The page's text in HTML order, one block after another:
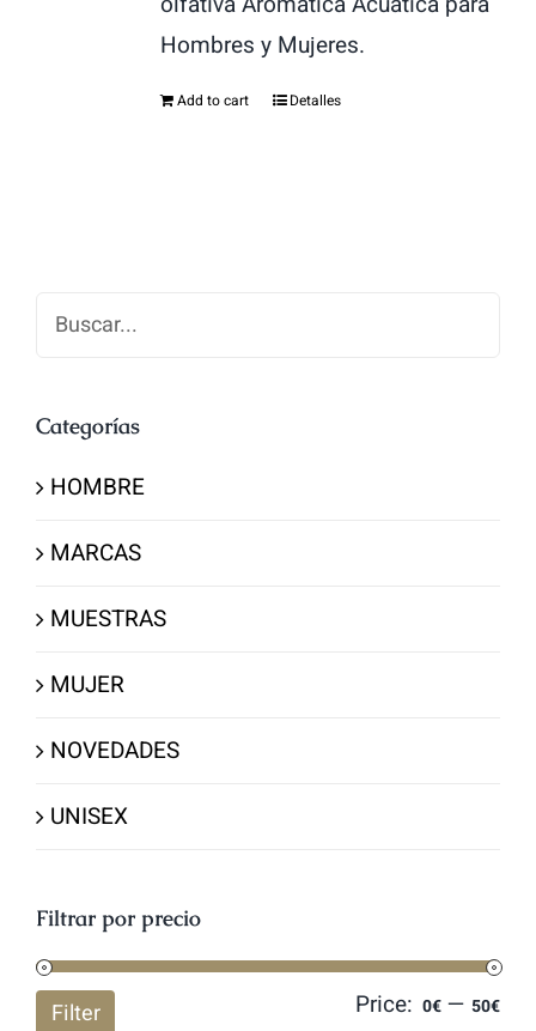
Hombres y Mujeres.
Add to cart Detalles
Buscar
Categorías
HOMBRE
MARCAS
MUESTRAS
MUJER
NOVEDADES
UNISEX
Filtrar por precio
Filter Price: 0€ — 50€